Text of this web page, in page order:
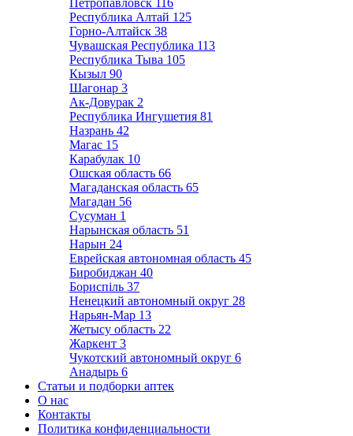
Петропавловск 116
Республика Алтай 125
Горно-Алтайск 38
Чувашская Республика 113
Республика Тыва 105
Кызыл 90
Шагонар 3
Ак-Довурак 2
Республика Ингушетия 81
Назрань 42
Магас 15
Карабулак 10
Ошская область 66
Магаданская область 65
Магадан 56
Сусуман 1
Нарынская область 51
Нарын 24
Еврейская автономная область 45
Биробиджан 40
Бориспіль 37
Ненецкий автономный округ 28
Нарьян-Мар 13
Жетысу область 22
Жаркент 3
Чукотский автономный округ 6
Анадырь 6
Статьи и подборки аптек
О нас
Контакты
Политика конфиденциальности